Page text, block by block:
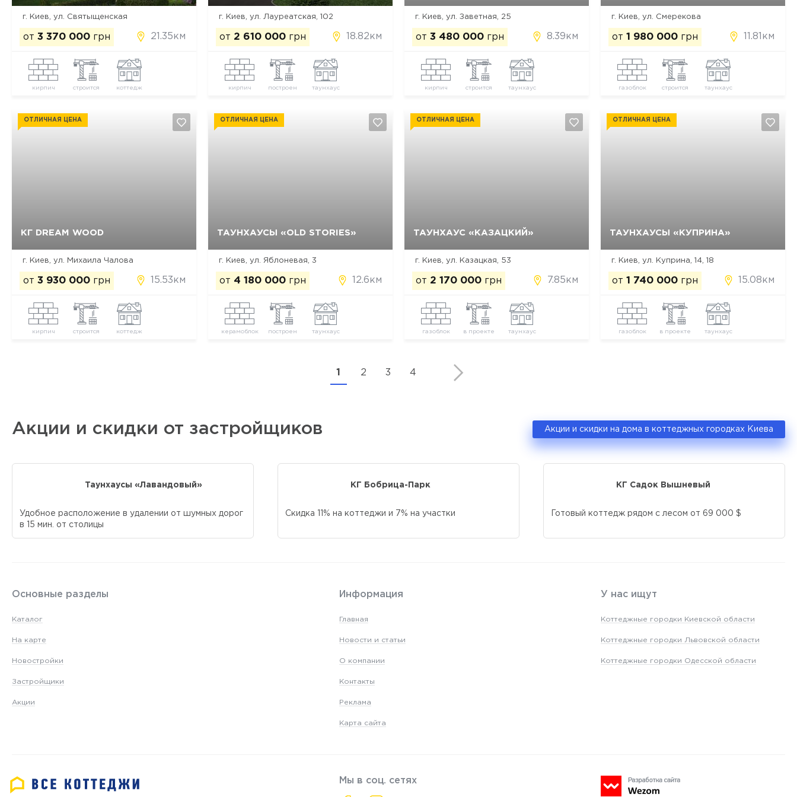
г. Киев, ул. Святыщенская
от 3 370 000 грн 21.35км
кирпич строится коттедж
г. Киев, ул. Лауреатская, 102
от 2 610 000 грн 18.82км
кирпич построен таунхаус
г. Киев, ул. Заветная, 25
от 3 480 000 грн 8.39км
кирпич строится таунхаус
г. Киев, ул. Смерекова
от 1 980 000 грн 11.81км
газоблок строится таунхаус
КГ DREAM WOOD
ОТЛИЧНАЯ ЦЕНА
г. Киев, ул. Михаила Чалова
от 3 930 000 грн 15.53км
кирпич строится коттедж
Да, удалить ТАУНХАУСЫ «OLD STORIES»
ОТЛИЧНАЯ ЦЕНА
г. Киев, ул. Яблоневая, 3
от 4 180 000 грн 12.6км
керамоблок построен таунхаус
Да, удалить Отмена ТАУНХАУС «КАЗАЦКИЙ»
ОТЛИЧНАЯ ЦЕНА
г. Киев, ул. Казацкая, 53
от 2 170 000 грн 7.85км
газоблок в проекте таунхаус
Да, удалить Отмена ТАУНХАУСЫ «КУПРИНА»
ОТЛИЧНАЯ ЦЕНА
г. Киев, ул. Куприна, 14, 18
от 1 740 000 грн 15.08км
газоблок в проекте таунхаус
Да, удалить Отмена
1 2 3 4
Акции и скидки от застройщиков Акции и скидки на дома в коттеджных городках Киева
Таунхаусы «Лавандовый»
Удобное расположение в удалении от шумных дорог
в 15 мин. от столицы
КГ Бобрица-Парк
Скидка 11% на коттеджи и 7% на участки
КГ Садок Вышневый
Готовый коттедж рядом с лесом от 69 000 $
Основные разделы
Каталог
На карте
Новостройки
Застройщики
Акции
Информация
Главная
Новости и статьи
О компании
Контакты
Реклама
Карта сайта
У нас ищут
Коттеджные городки Киевской области
Коттеджные городки Львовской области
Коттеджные городки Одесской области
Мы в соц. сетях